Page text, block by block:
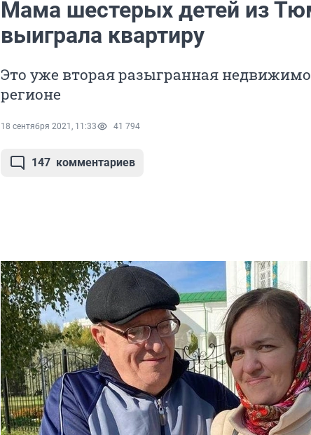
Мама шестерых детей из
выиграла квартиру
Это уже вторая разыгранная
регионе
18 сентября 2021, 11:33 41 794
147 комментариев